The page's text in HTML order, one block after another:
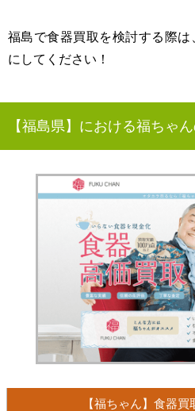
福島で食器買取を検討する際
にしてください！
【福島県】における福ちゃ
【福ちゃん】食器